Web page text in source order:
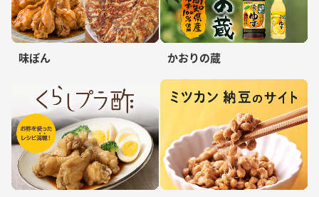
味ぽん かおりの蔵